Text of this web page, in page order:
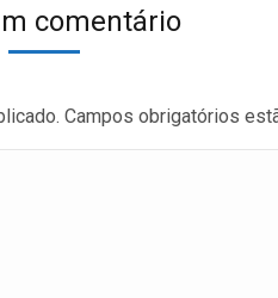
comentário
Campos obrigatórios